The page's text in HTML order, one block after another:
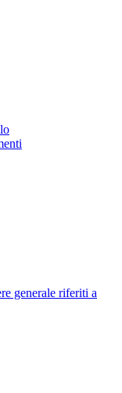
generale riferiti a